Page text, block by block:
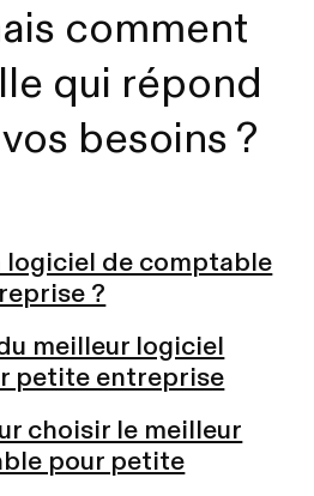
comment
qui répond
besoins ?
logiciel de comptable
?
meilleur logiciel
petite entreprise
choisir le meilleur
pour petite